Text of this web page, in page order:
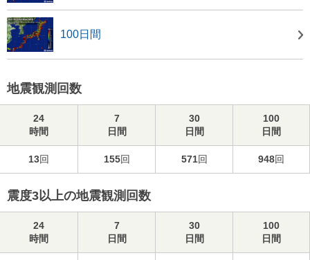
100日間
地震観測回数
24
時間
7
日間
30
日間
100
日間
13回 155回 571回 948回
震度3以上の地震観測回数
24
時間
7
日間
30
日間
100
日間